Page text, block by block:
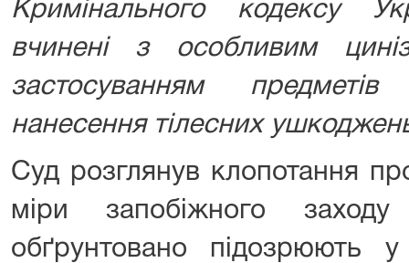
Кримінального кодексу
вчинені з особливим
застосуванням
нанесення тілесних
Суд розглянув клопотання
міри запобіжного
обґрунтовано підозрюють